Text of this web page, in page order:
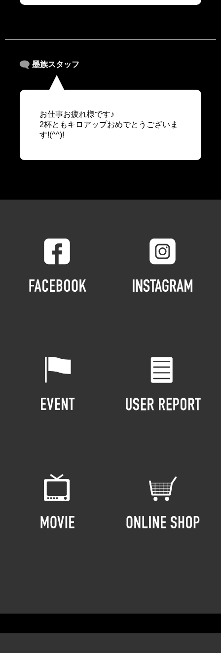
墨族スタッフ
お仕事お疲れ様です♪
2杯ともキロアップおめでとうございま
す!(^^)!